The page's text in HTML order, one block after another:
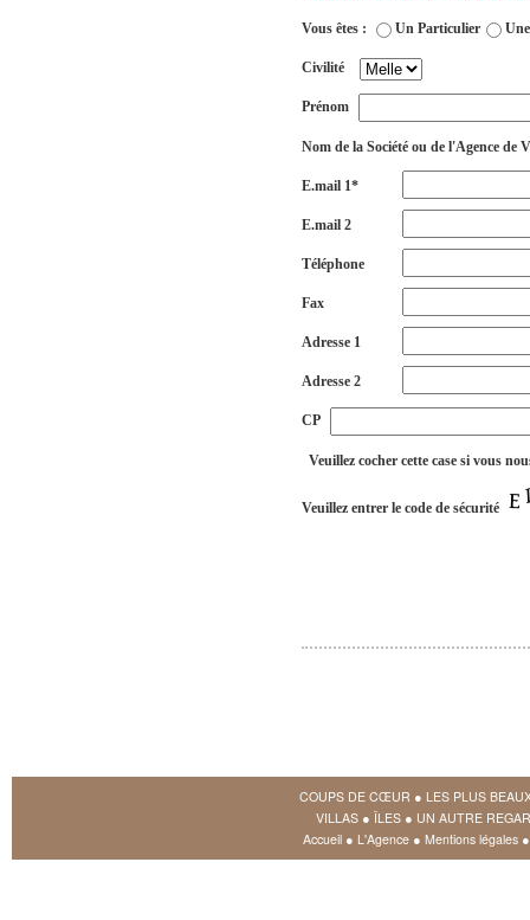
Vous êtes : Un Particulier
Civilité
Prénom
Nom de la Société ou de l'Agence de
E.mail 1*
E.mail 2
Téléphone
Fax
Adresse 1
Adresse 2
CP
Veuillez cocher cette case si vous
Veuillez entrer le code de sécurité
COUPS DE CŒUR ● LES PLUS
VILLAS ● ÎLES ● UN AUTRE
Accueil ● L'Agence ● Mentions légales